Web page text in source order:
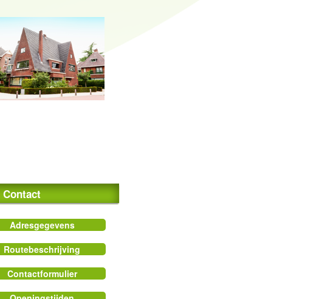
Contact
Adresgegevens
Routebeschrijving
Contactformulier